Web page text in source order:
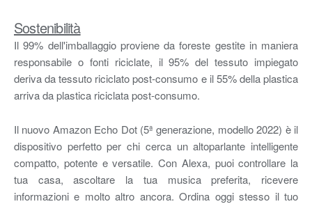
Sostenibilità
Il 99% dell'imballaggio proviene da foreste gestite in maniera
responsabile o fonti riciclate, il 95% del tessuto impiegato
deriva da tessuto riciclato post-consumo e il 55% della plastica
arriva da plastica riciclata post-consumo.
Il nuovo Amazon Echo Dot (5ª generazione, modello 2022) è il
dispositivo perfetto per chi cerca un altoparlante intelligente
compatto, potente e versatile. Con Alexa, puoi controllare la
tua casa, ascoltare la tua musica preferita, ricevere
informazioni e molto altro ancora. Ordina oggi stesso il tuo